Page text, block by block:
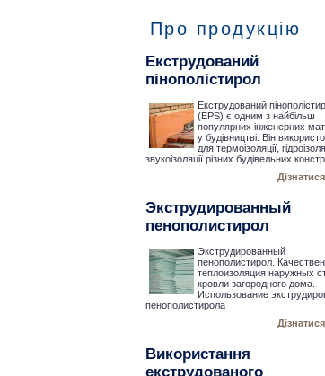
Про продукцію
Екструдований
пінополістирол
Екструдований
(EPS) є одним з найбільш
популярних інженерних
у будівництві. Він
для термоізоляції,
звукоізоляції різних будівельних
Экструдированный
пенополистирол
Экструдированный
пенополистирол.
теплоизоляция наружных
кровли загородного дома.
Использование
пенополистирола
Використання
екструдованого